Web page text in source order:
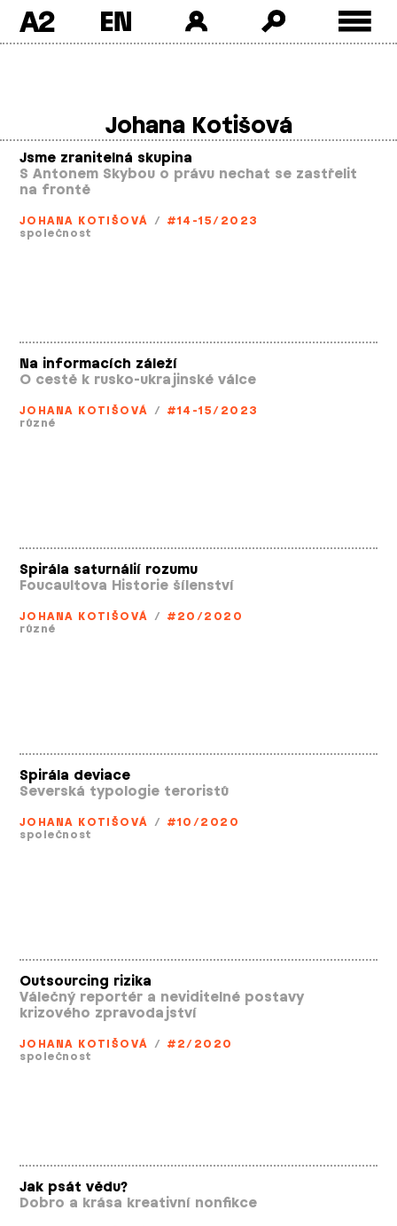
A2
Johana Kotišová
Jsme zranitelná skupina
S Antonem Skybou o právu nechat se zastřelit
na frontě
JOHANA KOTIŠOVÁ / #14-15/2023
společnost
Na informacích záleží
O cestě k rusko­-ukrajinské válce
JOHANA KOTIŠOVÁ / #14-15/2023
různé
Spirála saturnálií rozumu
Foucaultova Historie šílenství
JOHANA KOTIŠOVÁ / #20/2020
různé
Spirála deviace
Severská typologie teroristů
JOHANA KOTIŠOVÁ / #10/2020
společnost
Outsourcing rizika
Válečný reportér a neviditelné postavy
krizového zpravodajství
JOHANA KOTIŠOVÁ / #2/2020
společnost
Jak psát vědu?
Dobro a krása kreativní nonfikce